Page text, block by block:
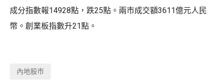
成分指數報14928點，跌25點。兩市成交額3611億元人民
幣。創業板指數升21點。
內地股市